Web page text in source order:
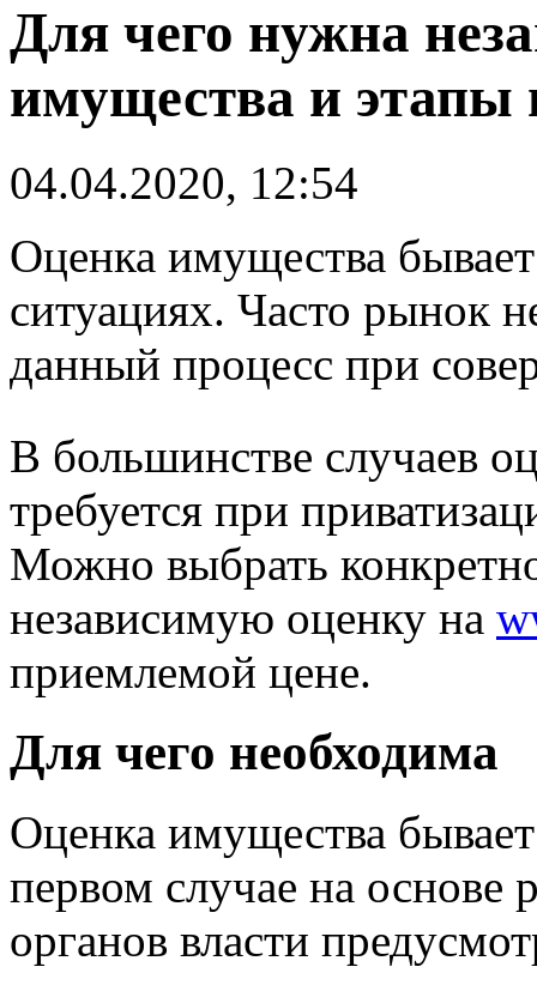
Для чего нужна
имущества и этапы
04.04.2020, 12:54
Оценка имущества
ситуациях. Часто рынок
данный процесс при
В большинстве случаев
требуется при
Можно выбрать
независимую оценку на
приемлемой цене.
Для чего необходима
Оценка имущества
первом случае на основе
органов власти